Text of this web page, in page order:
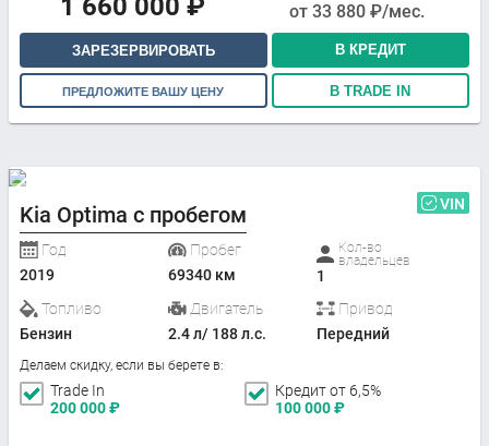
1 660 000 ₽ от 33 880 ₽/мес.
ЗАРЕЗЕРВИРОВАТЬ В КРЕДИТ
ПРЕДЛОЖИТЕ ВАШУ ЦЕНУ В TRADE IN
Kia Optima с пробегом VIN
Год
2019
Пробег
69340 км
Кол-во
владельцев
1
Топливо
Бензин
Двигатель
2.4 л/ 188 л.с.
Привод
Передний
Делаем скидку, если вы берете в:
Trade In
200 000₽
Кредит от 6,5%
100 000₽